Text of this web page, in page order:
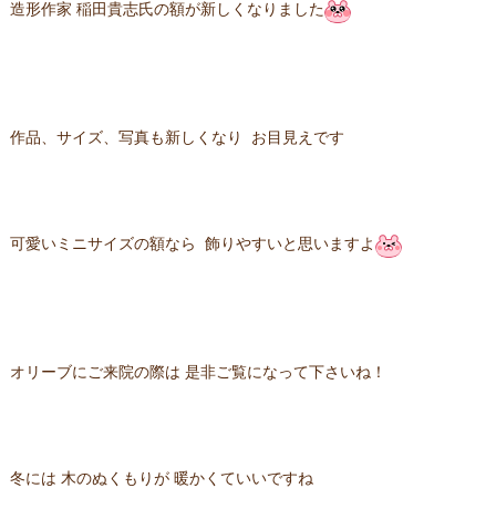
造形作家 稲田貴志氏の額が新しくなりました
作品、サイズ、写真も新しくなり お目見えです
可愛いミニサイズの額なら 飾りやすいと思いますよ
オリーブにご来院の際は 是非ご覧になって下さいね！
冬には 木のぬくもりが 暖かくていいですね